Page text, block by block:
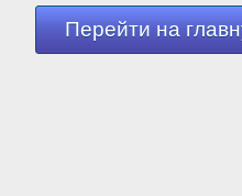
Перейти на